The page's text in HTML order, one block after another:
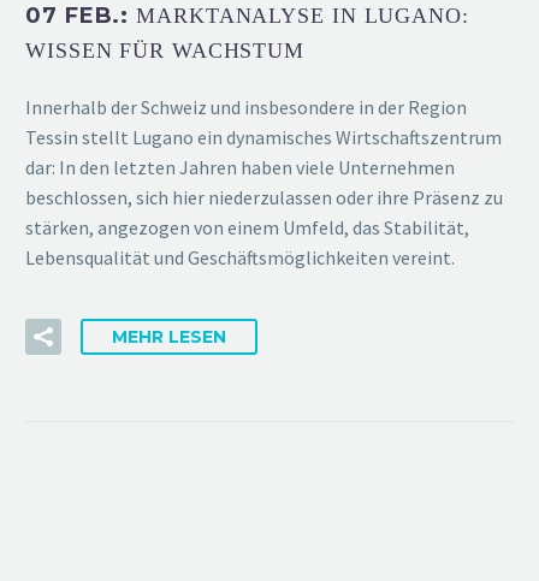
07 FEB.:MARKTANALYSE IN LUGANO:
WISSEN FÜR WACHSTUM
Innerhalb der Schweiz und insbesondere in der Region
Tessin stellt Lugano ein dynamisches Wirtschaftszentrum
dar: In den letzten Jahren haben viele Unternehmen
beschlossen, sich hier niederzulassen oder ihre Präsenz zu
stärken, angezogen von einem Umfeld, das Stabilität,
Lebensqualität und Geschäftsmöglichkeiten vereint.
MEHR LESEN